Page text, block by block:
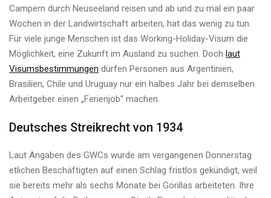
Campern durch Neuseeland reisen und ab und zu mal ein paar
Wochen in der Landwirtschaft arbeiten, hat das wenig zu tun.
Für viele junge Menschen ist das Working-Holiday-Visum die
Möglichkeit, eine Zukunft im Ausland zu suchen. Doch laut
Visumsbestimmungen dürfen Personen aus Argentinien,
Brasilien, Chile und Uruguay nur ein halbes Jahr bei demselben
Arbeitgeber einen „Ferienjob“ machen.
Deutsches Streikrecht von 1934
Laut Angaben des GWCs wurde am vergangenen Donnerstag
etlichen Beschäftigten auf einen Schlag fristlos gekündigt, weil
sie bereits mehr als sechs Monate bei Gorillas arbeiteten. Ihre